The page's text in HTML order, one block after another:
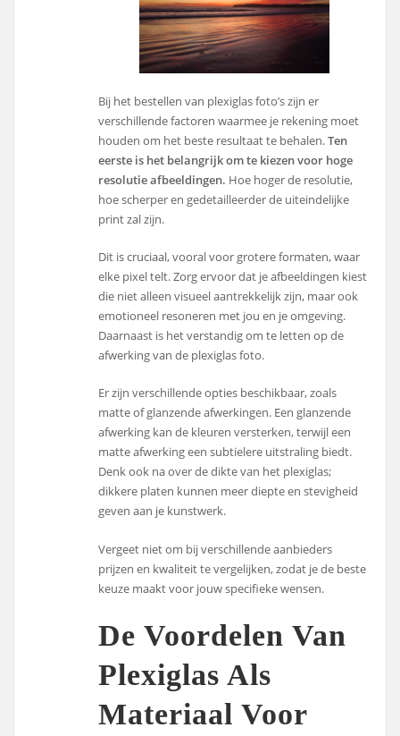
Bij het bestellen van plexiglas foto’s zijn er
verschillende factoren waarmee je rekening moet
houden om het beste resultaat te behalen.Ten
eerste is het belangrijk om te kiezen voor hoge
resolutie afbeeldingen. Hoe hoger de resolutie,
hoe scherper en gedetailleerder de uiteindelijke
print zal zijn.
Dit is cruciaal, vooral voor grotere formaten, waar
elke pixel telt. Zorg ervoor dat je afbeeldingen kiest
die niet alleen visueel aantrekkelijk zijn, maar ook
emotioneel resoneren met jou en je omgeving.
Daarnaast is het verstandig om te letten op de
afwerking van de plexiglas foto.
Er zijn verschillende opties beschikbaar, zoals
matte of glanzende afwerkingen. Een glanzende
afwerking kan de kleuren versterken, terwijl een
matte afwerking een subtielere uitstraling biedt.
Denk ook na over de dikte van het plexiglas;
dikkere platen kunnen meer diepte en stevigheid
geven aan je kunstwerk.
Vergeet niet om bij verschillende aanbieders
prijzen en kwaliteit te vergelijken, zodat je de beste
keuze maakt voor jouw specifieke wensen.
De Voordelen Van
Plexiglas Als
Materiaal Voor